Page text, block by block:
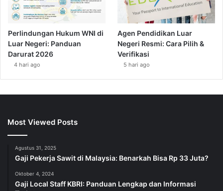
Perlindungan Hukum WNI di
Luar Negeri: Panduan
Darurat 2026
4 hari ago
Agen Pendidikan Luar
Negeri Resmi: Cara Pilih &
Verifikasi
5 hari ago
Most Viewed Posts
Agustus 31, 2025
Gaji Pekerja Sawit di Malaysia: Benarkah Bisa Rp 33 Juta?
Oktober 4, 2024
Gaji Local Staff KBRI: Panduan Lengkap dan Informasi